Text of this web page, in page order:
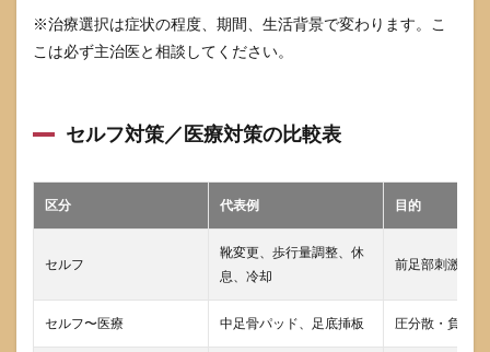
※治療選択は症状の程度、期間、生活背景で変わります。こ
こは必ず主治医と相談してください。
セルフ対策／医療対策の比較表
区分 代表例 目的
セルフ
靴変更、歩行量調整、休
息、冷却
前足部刺激を減
セルフ〜医療 中足骨パッド、足底挿板 圧分散・負担軽